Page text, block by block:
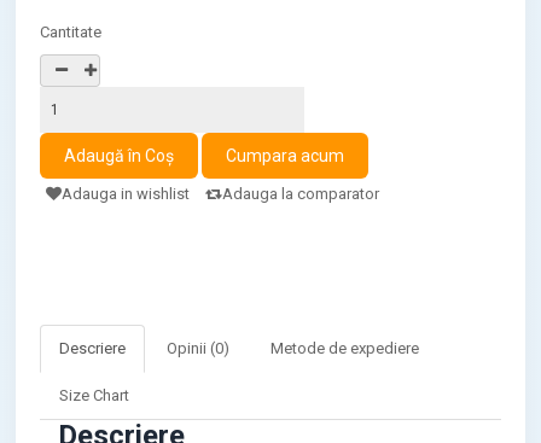
Cantitate
Adauga in wishlist Adauga la comparator
Descriere Opinii (0) Metode de expediere
Size Chart
Descriere